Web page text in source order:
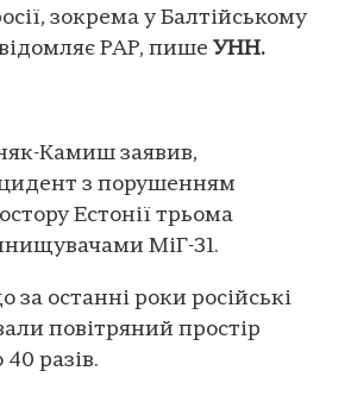
зокрема у Балтійському
PAP, пише УНН.
Камиш заявив,
з порушенням
Естонії трьома
МіГ-31.
за останні роки російські
повітряний простір
40 разів.